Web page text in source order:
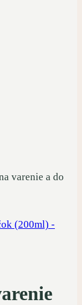
varenie a do